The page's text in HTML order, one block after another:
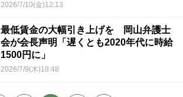
2026/7/10(金)12:13
最低賃金の大幅引き上げを 岡山弁護士
会が会長声明「遅くとも2020年代に時給
1500円に」
2026/7/9(木)18:48